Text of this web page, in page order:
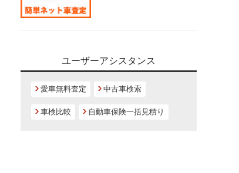
ユーザーアシスタンス
愛車無料査定 中古車検索
車検比較 自動車保険一括見積り